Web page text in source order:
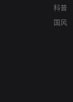
科普
国风